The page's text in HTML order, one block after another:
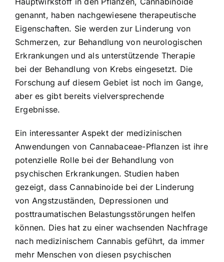
genannt, haben nachgewiesene therapeutische
Eigenschaften. Sie werden zur Linderung von
Schmerzen, zur Behandlung von neurologischen
Erkrankungen und als unterstützende Therapie
bei der Behandlung von Krebs eingesetzt. Die
Forschung auf diesem Gebiet ist noch im Gange,
aber es gibt bereits vielversprechende
Ergebnisse.
Ein interessanter Aspekt der medizinischen
Anwendungen von Cannabaceae-Pflanzen ist ihre
potenzielle Rolle bei der Behandlung von
psychischen Erkrankungen. Studien haben
gezeigt, dass Cannabinoide bei der Linderung
von Angstzuständen, Depressionen und
posttraumatischen Belastungsstörungen helfen
können. Dies hat zu einer wachsenden Nachfrage
nach medizinischem Cannabis geführt, da immer
mehr Menschen von diesen psychischen